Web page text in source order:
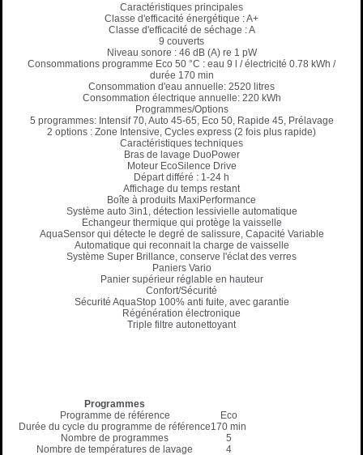
Caractéristiques principales
Classe d'efficacité énergétique : A+
Classe d'efficacité de séchage : A
9 couverts
Niveau sonore : 46 dB (A) re 1 pW
Consommations programme Eco 50 °C : eau 9 l / électricité 0.78 kWh /
durée 170 min
Consommation d'eau annuelle: 2520 litres
Consommation électrique annuelle: 220 kWh
Programmes/Options
5 programmes: Intensif 70, Auto 45-65, Eco 50, Rapide 45, Prélavage
2 options : Zone Intensive, Cycles express (2 fois plus rapide)
Caractéristiques techniques
Bras de lavage DuoPower
Moteur EcoSilence Drive
Départ différé : 1-24 h
Affichage du temps restant
Boîte à produits MaxiPerformance
Système auto 3in1, détection lessivielle automatique
Echangeur thermique qui protège la vaisselle
AquaSensorqui détecte le degré de salissure, Capacité Variable
Automatique qui reconnait la charge de vaisselle
Système Super Brillance, conserve l'éclat des verres
Paniers Vario
Panier supérieur réglable en hauteur
Confort/Sécurité
Sécurité AquaStop100% anti fuite, avec garantie
Régénération électronique
Triple filtre autonettoyant
Programmes
Programme de référence
Eco
Durée du cycle du programme de référence170 min
Nombre de programmes
5
Nombre de températures de lavage
4